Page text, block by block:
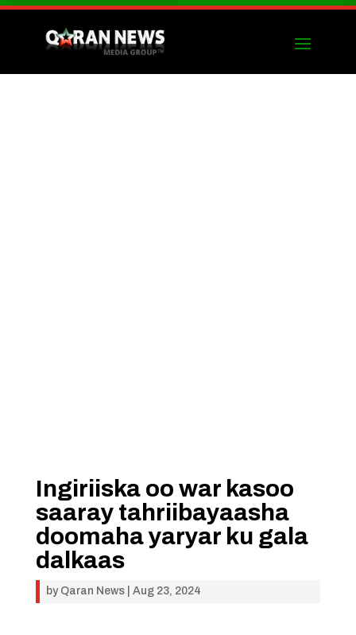
Ingiriiska oo war kasoo
saaray tahriibayaasha
doomaha yaryar ku gala
dalkaas
by Qaran News| Aug 23, 2024